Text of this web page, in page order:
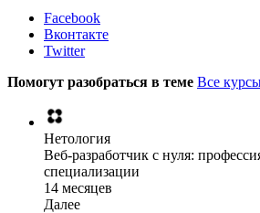
Facebook
Вконтакте
Twitter
Помогут разобраться в теме Все
Нетология
Веб-разработчик с нуля:
специализации
14 месяцев
Далее